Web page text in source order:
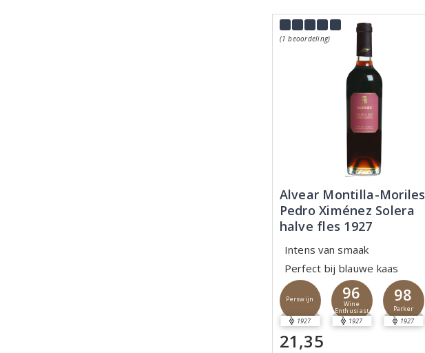
(1 beoordeling)
Alvear Montilla-Moriles
Pedro Ximénez Solera
halve fles 1927
Intens van smaak
Perfect bij blauwe kaas
Perswijn
1927
96
Wine
Enthusiast
1927
98
Parker
1927
21,35